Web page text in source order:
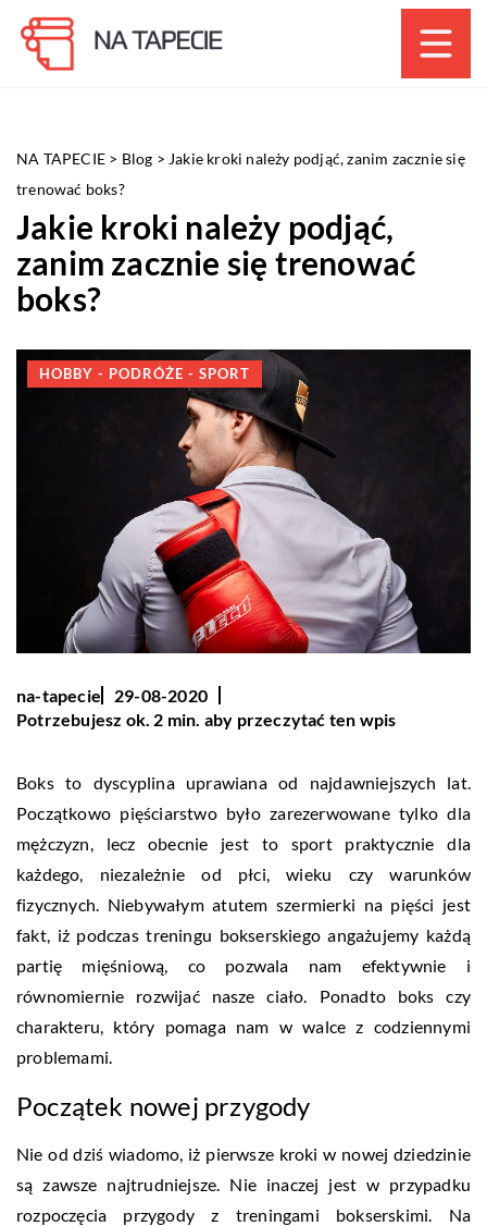
NA TAPECIE > Blog > Jakie kroki należy podjąć, zanim zacznie się
trenować boks?
Jakie kroki należy podjąć,
zanim zacznie się trenować
boks?
HOBBY - PODRÓŻE - SPORT
na-tapecie
29-08-2020
Potrzebujesz ok. 2 min. aby przeczytać ten wpis
Boks to dyscyplina uprawiana od najdawniejszych lat.
Początkowo pięściarstwo było zarezerwowane tylko dla
mężczyzn, lecz obecnie jest to sport praktycznie dla
każdego, niezależnie od płci, wieku czy warunków
fizycznych. Niebywałym atutem szermierki na pięści jest
fakt, iż podczas treningu bokserskiego angażujemy każdą
partię mięśniową, co pozwala nam efektywnie i
równomiernie rozwijać nasze ciało. Ponadto boks czy
charakteru, który pomaga nam w walce z codziennymi
problemami.
Początek nowej przygody
Nie od dziś wiadomo, iż pierwsze kroki w nowej dziedzinie
są zawsze najtrudniejsze. Nie inaczej jest w przypadku
rozpoczęcia przygody z treningami bokserskimi. Na